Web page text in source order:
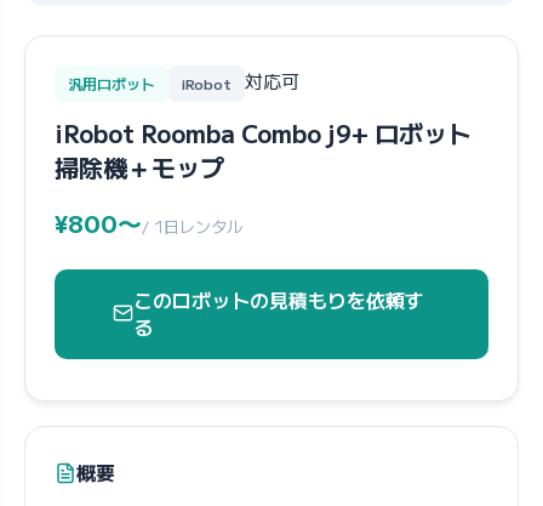
汎用ロボット iRobot 対応可
iRobot Roomba Combo j9+ ロボット
掃除機＋モップ
¥800〜/ 1日レンタル
このロボットの見積もりを依頼す
る
概要